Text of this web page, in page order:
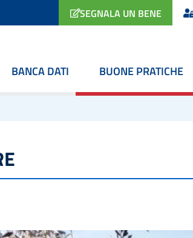
SEGNALA UN BENE
BANCA DATI BUONE PRATICHE